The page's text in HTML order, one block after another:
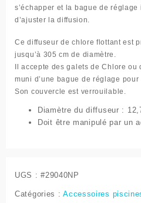
s’échapper et la bague de
d’ajuster la diffusion
Ce diffuseur de chlore flottant est
jusqu’à 305 cm de diamètre.
Il accepte des galets de Chlore ou
muni d’une bague de réglage pour
Son couvercle est verrouilable.
Diamètre du diffuseur :
Doit être manipulé par un
UGS :#29040NP
Catégories :Accessoires